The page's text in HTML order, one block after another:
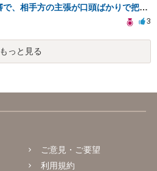
Xの開示請求の双方審で、相手方の主張が口頭ばかりで把握しきれません
3
もっと見る
ご意見・ご要望
利用規約